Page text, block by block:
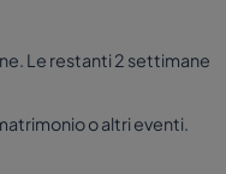
Le restanti 2 settimane
o altri eventi.